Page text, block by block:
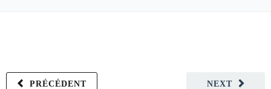
NEXT
PRÉCÉDENT